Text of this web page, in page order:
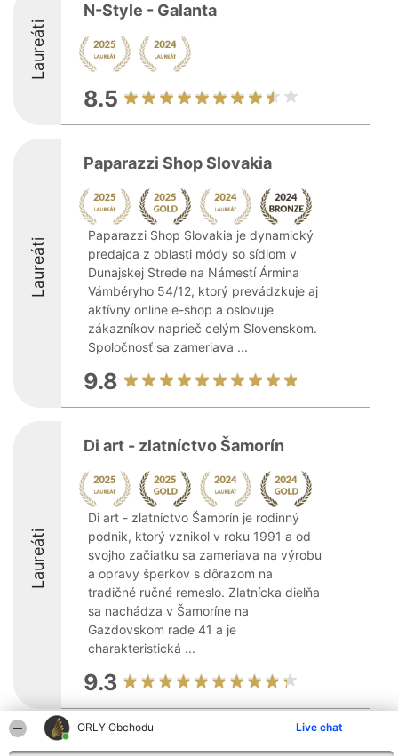
ORLY Obchodu Live chat
Laureáti
N-Style - Galanta
8.5
Laureáti
Paparazzi Shop Slovakia
Paparazzi Shop Slovakia je dynamický
predajca z oblasti módy so sídlom v
Dunajskej Strede na Námestí Ármina
Vámbéryho 54/12, ktorý prevádzkuje aj
aktívny online e-shop a oslovuje
zákazníkov naprieč celým Slovenskom.
Spoločnosť sa zameriava ...
9.8
Laureáti
Di art - zlatníctvo Šamorín
Di art - zlatníctvo Šamorín je rodinný
podnik, ktorý vznikol v roku 1991 a od
svojho začiatku sa zameriava na výrobu
a opravy šperkov s dôrazom na
tradičné ručné remeslo. Zlatnícka dielňa
sa nachádza v Šamoríne na
Gazdovskom rade 41 a je
charakteristická ...
9.3
Organizátor hodnotenia